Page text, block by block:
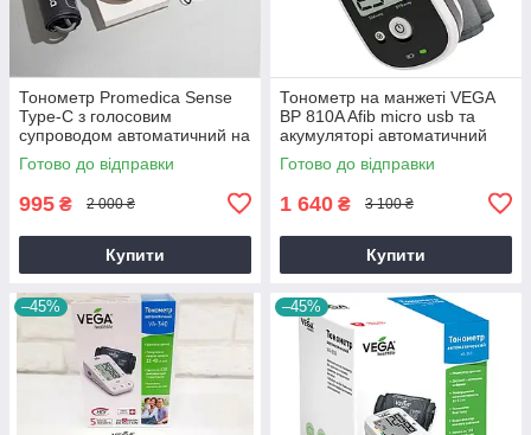
Тонометр Promedica Sense
Type-C з голосовим
супроводом автоматичний на
плече гарантія 10 років
Готово до відправки
995 ₴ 2 000 ₴
Купити
Тонометр на манжеті VEGA
BP 810A Afib micro usb та
акумуляторі автоматичний
гарантія 3 роки
Готово до відправки
1 640 ₴ 3 100 ₴
Купити
–45% –45%